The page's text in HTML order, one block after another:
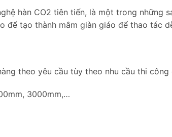
hàn CO2 tiên tiến, là một trong những
tạo thành mâm giàn giáo để thao tác
theo yêu cầu tùy theo nhu cầu thi
3000mm,…